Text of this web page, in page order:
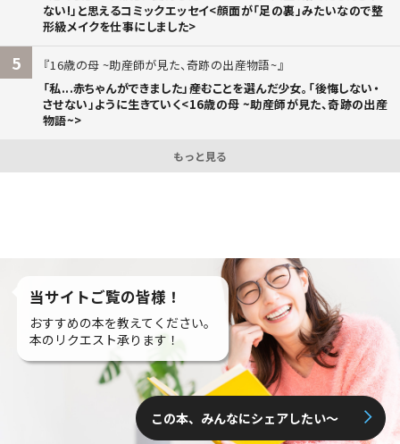
ない!」と思えるコミックエッセイ<顔面が「足の裏」みたいなので整
形級メイクを仕事にしました>
5
16歳の母 ~助産師が見た、奇跡の出産物語~
「私...赤ちゃんができました」――産むことを選んだ少女。「後悔しない・
させない」ように生きていく<16歳の母 ~助産師が見た、奇跡の出産
物語~>
もっと見る
当サイトご覧の皆様！
おすすめの本を教えてください。
本のリクエスト承ります！
この本、みんなにシェアしたい〜